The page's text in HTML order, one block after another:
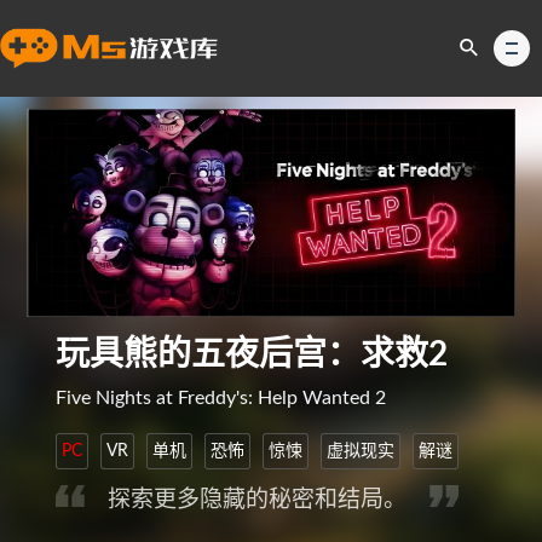
玩具熊的五夜后宫：求救2
Five Nights at Freddy's: Help Wanted 2
PC VR 单机 恐怖 惊悚 虚拟现实 解谜
探索更多隐藏的秘密和结局。